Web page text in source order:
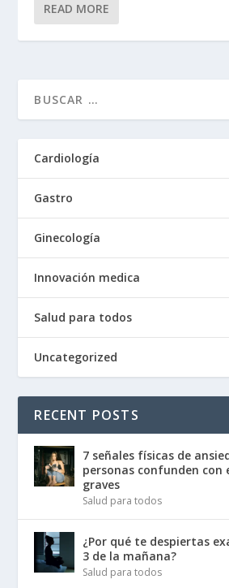
READ MORE
Cardiología
Gastro
Ginecología
Innovación medica
Salud para todos
Uncategorized
RECENT POSTS
7 señales físicas de
personas confunden con
graves
Salud para todos
¿Por qué te despiertas
3 de la mañana?
Salud para todos